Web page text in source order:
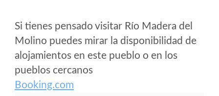
Si tienes pensado visitar Río Madera del
Molino puedes mirar la disponibilidad de
alojamientos en este pueblo o en los
pueblos cercanos
Booking.com